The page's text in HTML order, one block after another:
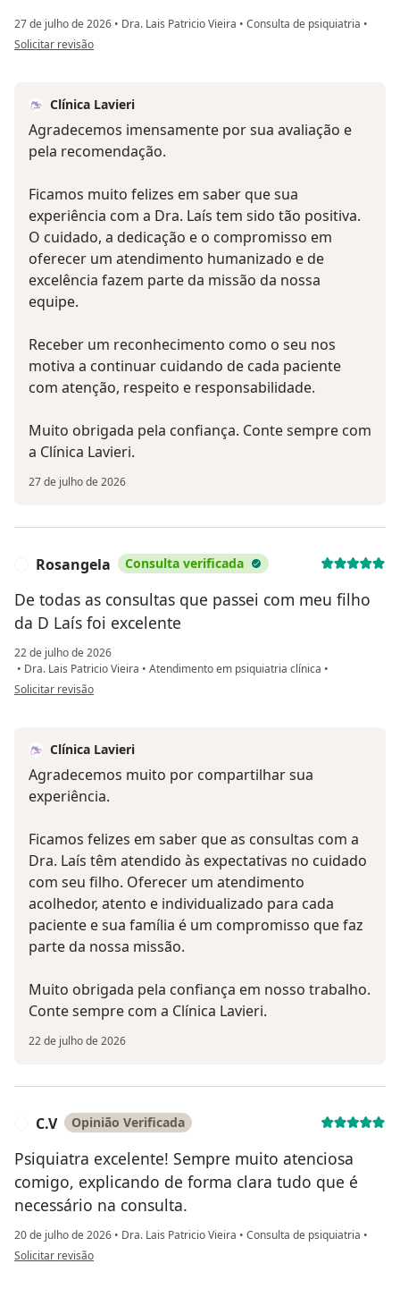
27 de julho de 2026 • Dra. Lais Patricio Vieira • Consulta de psiquiatria •
na opinião do utilizador Grazielly
Solicitar revisão
Clínica Lavieri
Agradecemos imensamente por sua avaliação e
pela recomendação.
Ficamos muito felizes em saber que sua
experiência com a Dra. Laís tem sido tão positiva.
O cuidado, a dedicação e o compromisso em
oferecer um atendimento humanizado e de
excelência fazem parte da missão da nossa
equipe.
Receber um reconhecimento como o seu nos
motiva a continuar cuidando de cada paciente
com atenção, respeito e responsabilidade.
Muito obrigada pela confiança. Conte sempre com
a Clínica Lavieri.
27 de julho de 2026
Rosangela Consulta verificada
De todas as consultas que passei com meu filho
da D Laís foi excelente
22 de julho de 2026
• Dra. Lais Patricio Vieira • Atendimento em psiquiatria clínica •
na opinião do utilizador Rosangela
Solicitar revisão
Clínica Lavieri
Agradecemos muito por compartilhar sua
experiência.
Ficamos felizes em saber que as consultas com a
Dra. Laís têm atendido às expectativas no cuidado
com seu filho. Oferecer um atendimento
acolhedor, atento e individualizado para cada
paciente e sua família é um compromisso que faz
parte da nossa missão.
Muito obrigada pela confiança em nosso trabalho.
Conte sempre com a Clínica Lavieri.
22 de julho de 2026
C.V Opinião Verificada
Psiquiatra excelente! Sempre muito atenciosa
comigo, explicando de forma clara tudo que é
necessário na consulta.
20 de julho de 2026 • Dra. Lais Patricio Vieira • Consulta de psiquiatria •
na opinião do utilizador C.V
Solicitar revisão